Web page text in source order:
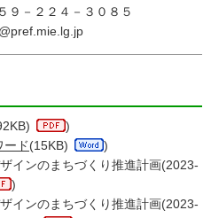
２４－３０８５
)
ード(15KB)
)
インのまちづくり推進計画(2023-
)
インのまちづくり推進計画(2023-